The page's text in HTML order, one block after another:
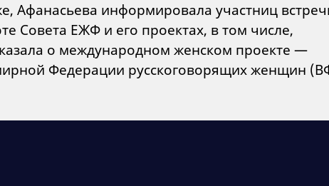
Афанасьева информировала участниц
Совета ЕЖФ и его проектах, в том числе,
о международном женском проекте —
Федерации русскоговорящих женщин